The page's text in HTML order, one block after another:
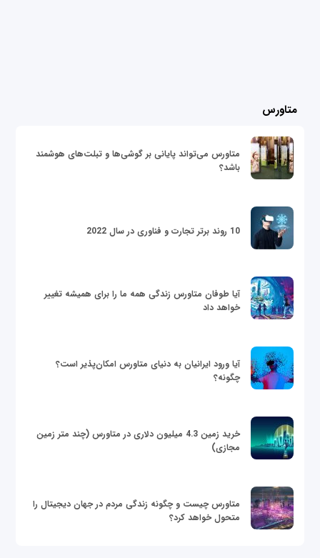
متاورس
متاورس می‌تواند پایانی بر گوشی‌ها و تبلت‌های هوشمند
باشد؟
10 روند برتر تجارت و فناوری در سال 2022
آیا طوفان متاورس زندگی همه ما را برای همیشه تغییر
خواهد داد
آیا ورود ایرانیان به دنیای متاورس امکان‌پذیر است؟
چگونه؟
خرید زمین 4.3 میلیون دلاری در متاورس (چند متر زمین
مجازی)
متاورس چیست و چگونه زندگی مردم در جهان دیجیتال را
متحول خواهد کرد؟